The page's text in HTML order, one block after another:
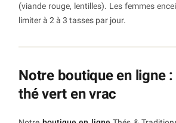
(viande rouge, lentilles). Les femmes
limiter à 2 à 3 tasses par jour.
Notre boutique en ligne
thé vert en vrac